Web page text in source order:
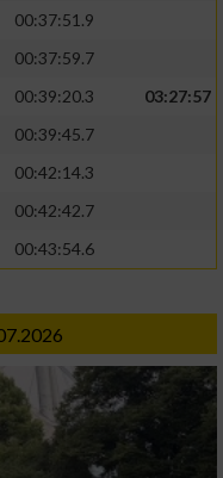
00:37:51.9
00:37:59.7
00:39:20.3
03:27:57
00:39:45.7
00:42:14.3
00:42:42.7
00:43:54.6